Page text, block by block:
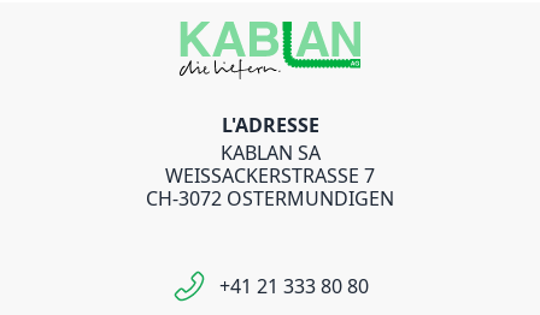
L'ADRESSE
KABLAN SA
WEISSACKERSTRASSE 7
CH-3072 OSTERMUNDIGEN
+41 21 333 80 80